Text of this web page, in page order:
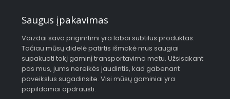
Saugus įpakavimas
Vaizdai savo prigimtimi yra labai subtilus produktas.
Tačiau mūsų didelė patirtis išmokė mus saugiai
supakuoti tokį gaminį transportavimo metu. Užsisakant
pas mus, jums nereikės jaudintis, kad gabenant
paveikslus sugadinsite. Visi mūsų gaminiai yra
papildomai apdrausti.